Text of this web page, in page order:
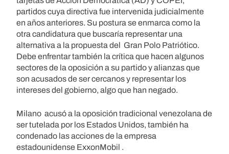
partidos cuya directiva fue intervenida judicialmente
en años anteriores. Su postura se enmarca como la
otra candidatura que buscaría representar una
alternativa a la propuesta del Gran Polo Patriótico.
Debe enfrentar también la crítica que hacen algunos
sectores de la oposición a su partido y alianzas que
son acusados de ser cercanos y representar los
intereses del gobierno, algo que han negado.
Milano acusó a la oposición tradicional venezolana de
ser tutelada por los Estados Unidos, también ha
condenado las acciones de la empresa
estadounidense ExxonMobil .